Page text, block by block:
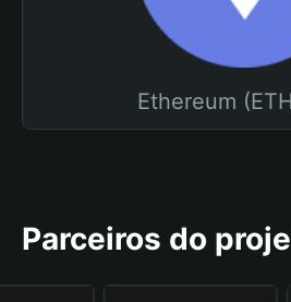
Ethereum
Parceiros do